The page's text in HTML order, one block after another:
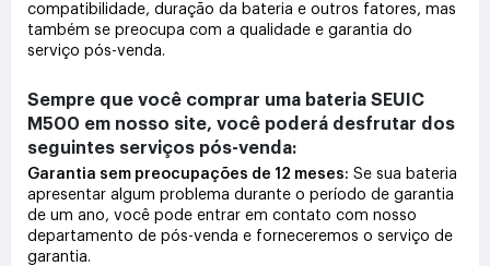
compatibilidade, duração da bateria e outros fatores, mas
também se preocupa com a qualidade e garantia do
serviço pós-venda.
Sempre que você comprar uma bateria SEUIC
M500 em nosso site, você poderá desfrutar dos
seguintes serviços pós-venda:
Garantia sem preocupações de 12 meses: Se sua bateria
apresentar algum problema durante o período de garantia
de um ano, você pode entrar em contato com nosso
departamento de pós-venda e forneceremos o serviço de
garantia.